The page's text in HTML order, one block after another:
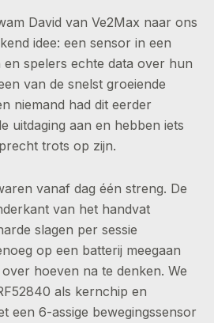
David van Ve2Max naar ons
idee: een sensor in een
en spelers echte data over hun
van de snelst groeiende
niemand had dit eerder
uitdaging aan en hebben iets
trots op zijn.
vanaf dag één streng. De
van het handvat
slagen per sessie
op een batterij meegaan
hoeven na te denken. We
als kernchip en
een 6-assige bewegingssensor